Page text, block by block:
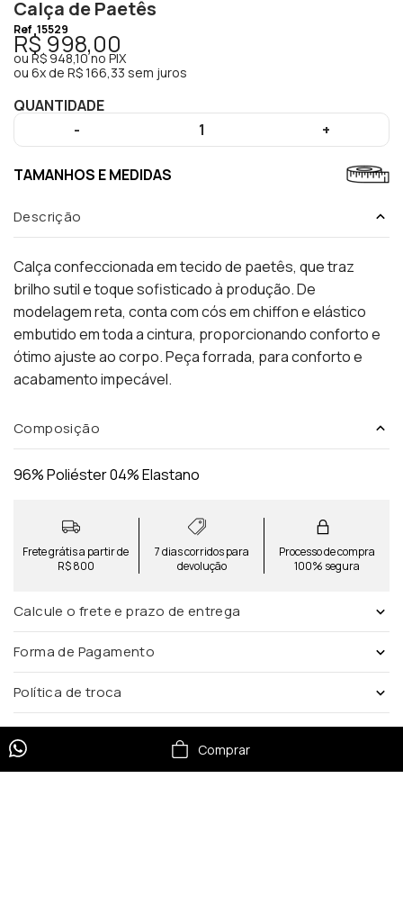
Calça de Paetês
Ref 15529
R$ 998,00
ou R$ 948,10no PIX
ou 6x de R$ 166,33 sem juros
QUANTIDADE
-
1 +
TAMANHOS E MEDIDAS
Descrição
Calça confeccionada em tecido de paetês, que traz
brilho sutil e toque sofisticado à produção. De
modelagem reta, conta com cós em chiffon e elástico
embutido em toda a cintura, proporcionando conforto e
ótimo ajuste ao corpo. Peça forrada, para conforto e
acabamento impecável.
Composição
96% Poliéster 04% Elastano
Frete grátis a partir de
R$ 800
7 dias corridos para
devolução
Processo de compra
100% segura
Calcule o frete e prazo de entrega
Forma de Pagamento
Política de troca
Comprar